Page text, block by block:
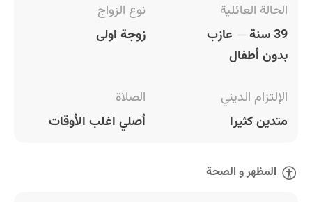
الحالة العائلية
39 سنة
عازب
بدون أطفال
نوع الزواج
زوجة اولى
الإلتزام الديني
متدين كثيرا
الصلاة
أصلي اغلب الأوقات
المظهر و الصحة